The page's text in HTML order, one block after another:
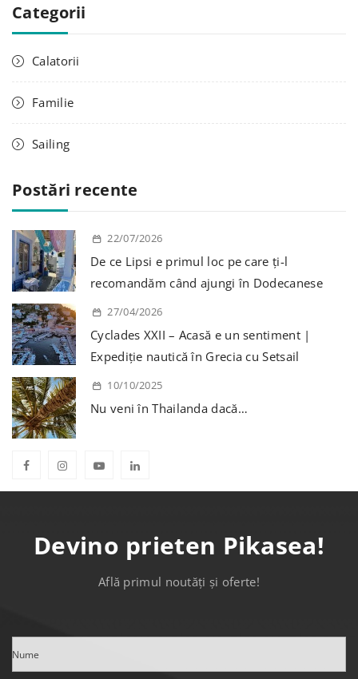
t
ă
d
p
:
Categorii
Calatorii
Familie
Sailing
Postări recente
22/07/2026
De ce Lipsi e primul loc pe care ți-l
recomandăm când ajungi în Dodecanese
27/04/2026
Cyclades XXII – Acasă e un sentiment |
Expediție nautică în Grecia cu Setsail
10/10/2025
Nu veni în Thailanda dacă…
Devino prieten Pikasea!
Află primul noutăți și oferte!
Nume